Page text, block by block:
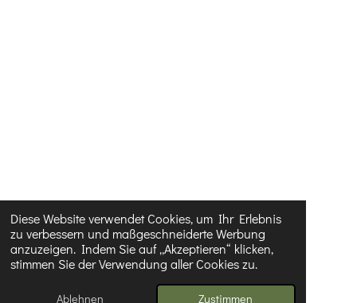
Diese Website verwendet Cookies, um Ihr Erlebnis
zu verbessern und maßgeschneiderte Werbung
anzuzeigen. Indem Sie auf „Akzeptieren“ klicken,
stimmen Sie der Verwendung aller Cookies zu.
Ablehnen Zustimmen